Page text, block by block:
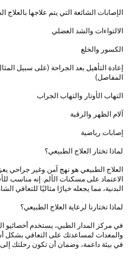
الإصابات الشائعة التي يتم علاجها بالعلاج
الالتواءات والشد العضلي
الكسور والخلع
إعادة التأهيل بعد الجراحة (على سبيل
المفاصل)
التهاب الأوتار والتهاب الجراب
آلام الظهر والرقبة
إصابات رياضية
لماذا تختار العلاج الطبيعي؟
العلاج الطبيعي هو نهج آمن وغير جراحي
الاعتماد على مسكنات الألم. إنه مناسب
البدنية، مما يجعله خيارًا مثاليًا للتعافي
لماذا تختارنا لرعاية العلاج الطبيعي؟
في مركز المدار الطبي، يستخدم أخصائيو
والمعدات لمساعدتك على التعافي بشكل
في بيئة داعمة، وضمان أن تكون رحلتك